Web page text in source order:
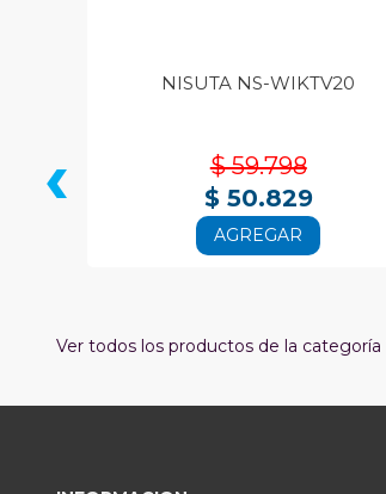
NISUTA NS-WIKTV20
$ 59.798
$ 50.829
AGREGAR
‹
Ver todos los productos de la categoría